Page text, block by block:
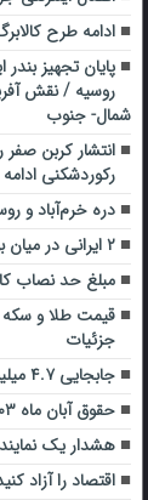
ادامه طرح
پایان تجهیز بندر
روسیه / نقش
شمال- جنوب
رکوردشکنی
دره خرم‌آباد و
۲ ایرانی در میان بهترین مربیان تاریخ جام ملت‌های آسیا
مبلغ حد نصاب
جزئیات
جابجایی ۴.۷ میلیون تُن کالا از طریق ۲۶ پایانه مرزی کشور
حقوق آبان ماه ۱۴۰۳ بازنشستگان ویژه شد + مبلغ واریزی
هشدار یک
اقتصاد را آزاد